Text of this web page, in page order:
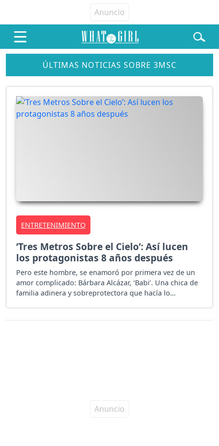
ÚLTIMAS NOTICIAS SOBRE 3MSC
ENTRETENIMIENTO
‘Tres Metros Sobre el Cielo’: Así lucen
los protagonistas 8 años después
Pero este hombre, se enamoró por primera vez de un
amor complicado: Bárbara Alcázar, ‘Babi’. Una chica de
familia adinera y sobreprotectora que hacía lo